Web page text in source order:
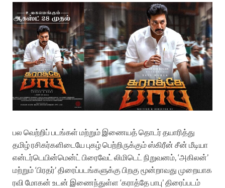
பல வெற்றிப் படங்கள் மற்றும் இணையத் தொடர் தயாரித்து
தமிழ் ரசிகர்களிடையே புகழ் பெற்றிருக்கும் ஸ்கிரீன் சீன் மீடியா
என்டர்டெயின்மென்ட் பிரைவேட் லிமிடெட் நிறுவனம், ‘அகிலன்’
மற்றும் ‘பிரதர்’ திரைப்படங்களுக்கு பிறகு மூன்றாவது முறையாக
ரவி மோகன் உடன் இணைந்துள்ள ‘கராத்தே பாபு’ திரைப்படம்